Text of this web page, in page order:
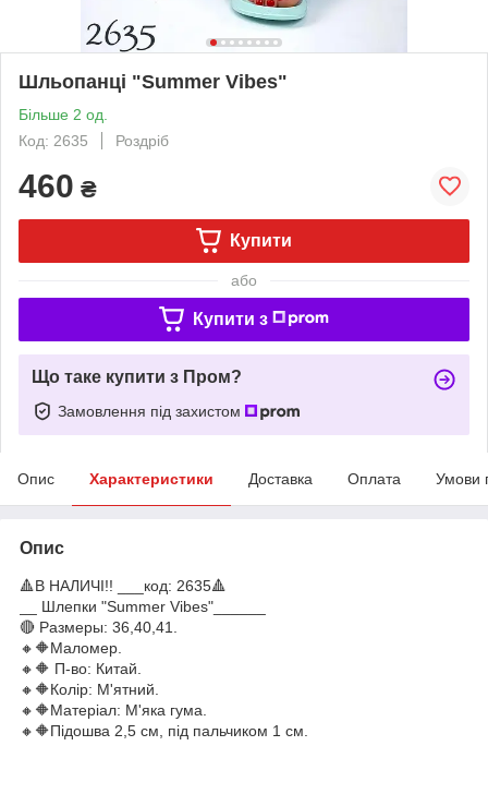
Шльопанці "Summer Vibes"
Більше 2 од.
Код: 2635
Роздріб
460 ₴
Купити
або
Купити з
Що таке купити з Пром?
Замовлення під захистом
Опис Характеристики Доставка Оплата Умови
Опис
🔺В НАЛИЧІ!! ___код: 2635🔺
__ Шлепки "Summer Vibes"______
🔴 Размеры: 36,40,41.
🔸🔶Маломер.
🔸🔶 П-во: Китай.
🔸🔶Колір: М'ятний.
🔸🔶Матеріал: М'яка гума.
🔸🔶Підошва 2,5 см, під пальчиком 1 см.